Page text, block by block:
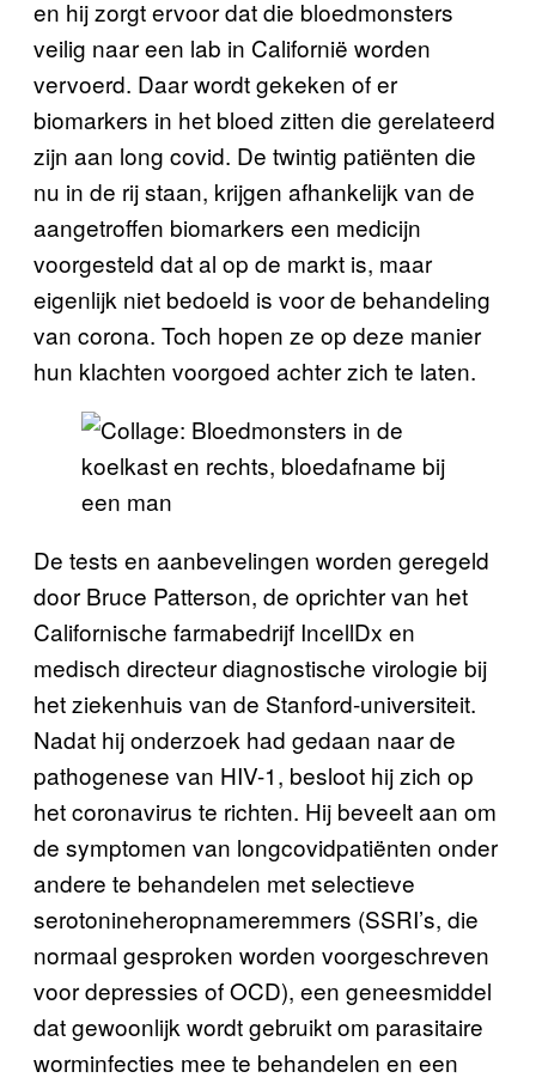
en hij zorgt ervoor dat die bloedmonsters
veilig naar een lab in Californië worden
vervoerd. Daar wordt gekeken of er
biomarkers in het bloed zitten die gerelateerd
zijn aan long covid. De twintig patiënten die
nu in de rij staan, krijgen afhankelijk van de
aangetroffen biomarkers een medicijn
voorgesteld dat al op de markt is, maar
eigenlijk niet bedoeld is voor de behandeling
van corona. Toch hopen ze op deze manier
hun klachten voorgoed achter zich te laten.
De tests en aanbevelingen worden geregeld
door Bruce Patterson, de oprichter van het
Californische farmabedrijf IncellDx en
medisch directeur diagnostische virologie bij
het ziekenhuis van de Stanford-universiteit.
Nadat hij onderzoek had gedaan naar de
pathogenese van HIV-1, besloot hij zich op
het coronavirus te richten. Hij beveelt aan om
de symptomen van longcovidpatiënten onder
andere te behandelen met selectieve
serotonineheropnameremmers (SSRI’s, die
normaal gesproken worden voorgeschreven
voor depressies of OCD), een geneesmiddel
dat gewoonlijk wordt gebruikt om parasitaire
worminfecties mee te behandelen en een